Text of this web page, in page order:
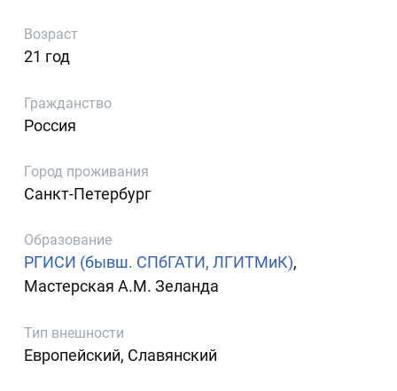
Возраст
21 год
Гражданство
Россия
Город проживания
Санкт-Петербург
Образование
РГИСИ (бывш. СПбГАТИ, ЛГИТМиК),
Мастерская А.М. Зеланда
Тип внешности
Европейский, Славянский